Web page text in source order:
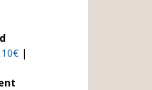
10€ |